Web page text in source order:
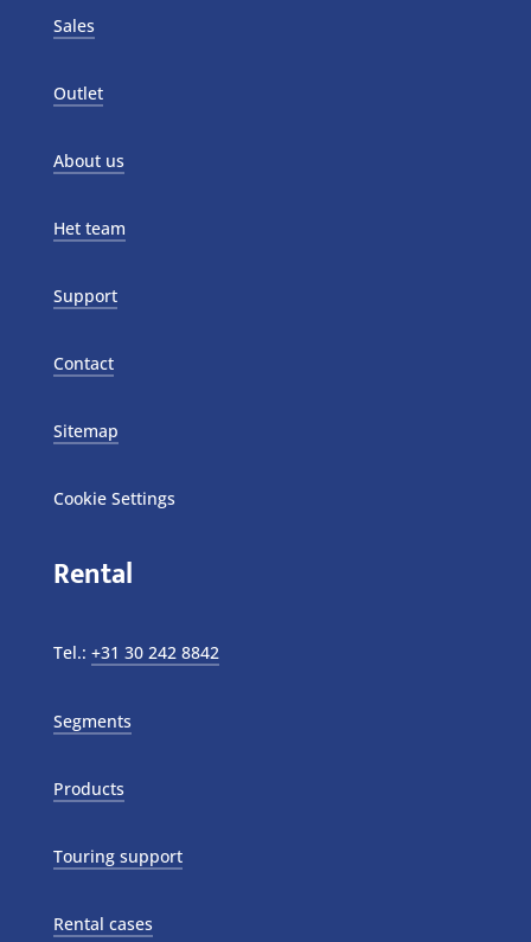
Sales
Outlet
About us
Het team
Support
Contact
Sitemap
Cookie Settings
Rental
Tel.: +31 30 242 8842
Segments
Products
Touring support
Rental cases